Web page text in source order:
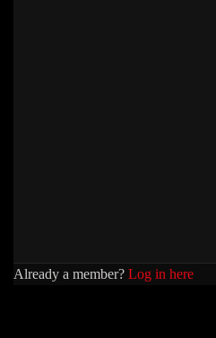
Already a member? Log in here